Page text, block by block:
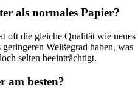
als normales Papier?
oft die gleiche Qualität wie neues
Weißegrad haben, was
selten beeinträchtigt.
am besten?